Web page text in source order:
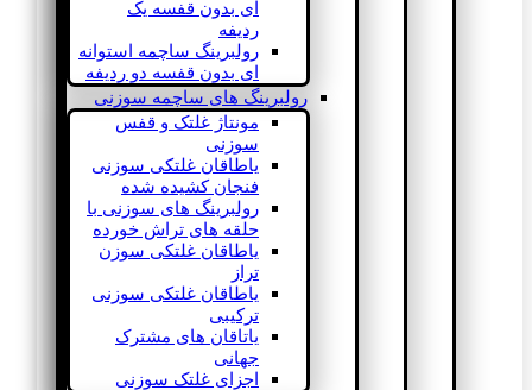
ای بدون قفسه یک
ردیفه
رولبرینگ ساچمه استوانه
ای بدون قفسه دو ردیفه
رولبرینگ های ساچمه سوزنی
مونتاژ غلتک و قفس
سوزنی
یاطاقان غلتکی سوزنی
فنجان کشیده شده
رولبرینگ های سوزنی با
حلقه های تراش خورده
یاطاقان غلتکی سوزن
تراز
یاطاقان غلتکی سوزنی
ترکیبی
یاتاقان های مشترک
جهانی
اجزای غلتک سوزنی